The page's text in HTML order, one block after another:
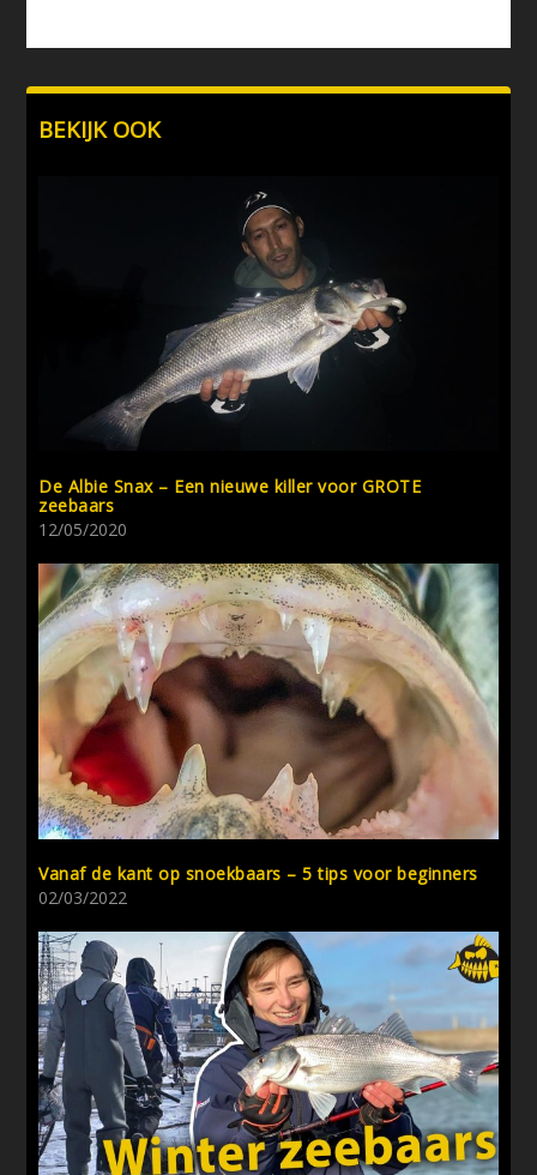
BEKIJK OOK
De Albie Snax – Een nieuwe killer voor GROTE
zeebaars
12/05/2020
Vanaf de kant op snoekbaars – 5 tips voor beginners
02/03/2022